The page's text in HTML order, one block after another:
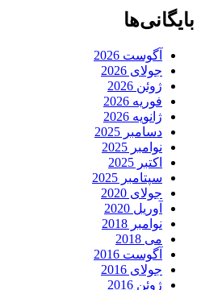
بایگانی‌ها
آگوست 2026
جولای 2026
ژوئن 2026
فوریه 2026
ژانویه 2026
دسامبر 2025
نوامبر 2025
اکتبر 2025
سپتامبر 2025
جولای 2020
آوریل 2020
نوامبر 2018
می 2018
آگوست 2016
جولای 2016
ژوئن 2016